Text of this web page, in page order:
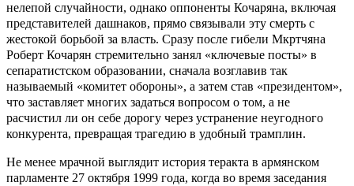
нелепой случайности, однако оппоненты Кочаряна, включая
представителей дашнаков, прямо связывали эту смерть с
жестокой борьбой за власть. Сразу после гибели Мкртчяна
Роберт Кочарян стремительно занял «ключевые посты» в
сепаратистском образовании, сначала возглавив так
называемый «комитет обороны», а затем став «президентом»,
что заставляет многих задаться вопросом о том, а не
расчистил ли он себе дорогу через устранение неугодного
конкурента, превращая трагедию в удобный трамплин.
Не менее мрачной выглядит история теракта в армянском
парламенте 27 октября 1999 года, когда во время заседания